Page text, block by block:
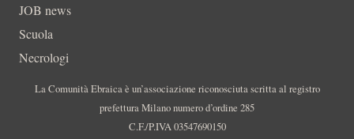
JOB news
Scuola
Necrologi
La Comunità Ebraica è un’associazione riconosciuta scritta al registro
prefettura Milano numero d’ordine 285
C.F./P.IVA 03547690150